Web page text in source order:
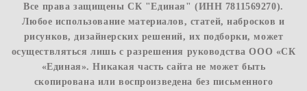
Все права защищены СК "Единая" (ИНН 7811569270).
Любое использование материалов, статей, набросков и
рисунков, дизайнерских решений, их подборки, может
осуществляться лишь с разрешения руководства ООО «СК
«Единая». Никакая часть сайта не может быть
скопирована или воспроизведена без письменного